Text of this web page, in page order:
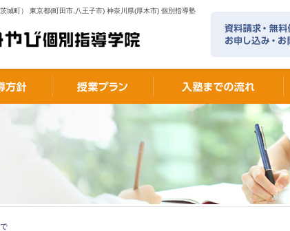
城町） 東京都(町田市,八王子市) 神奈川県(厚木市) 個別指導塾